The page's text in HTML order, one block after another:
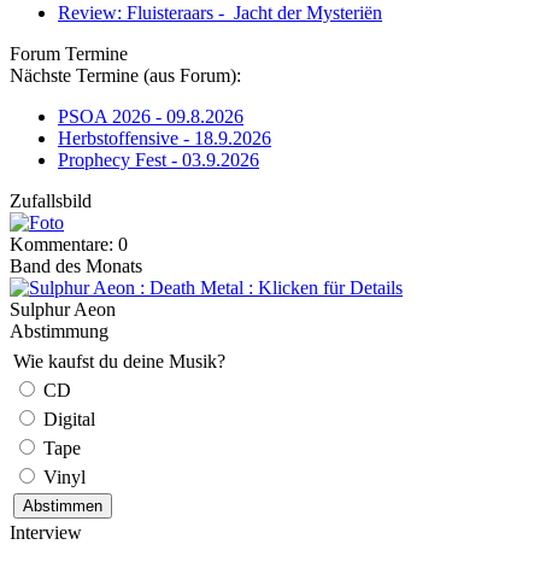
Review: Fluisteraars - Jacht der Mysteriën
Forum Termine
Nächste Termine (aus Forum):
PSOA 2026 - 09.8.2026
Herbstoffensive - 18.9.2026
Prophecy Fest - 03.9.2026
Zufallsbild
Kommentare: 0
Band des Monats
Sulphur Aeon
Abstimmung
Wie kaufst du deine Musik?
CD
Digital
Tape
Vinyl
Interview